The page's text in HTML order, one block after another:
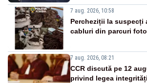
7 aug. 2026, 10:58
Percheziții la suspecți
cabluri din parcuri
7 aug. 2026, 08:21
CCR discută pe 12
privind legea